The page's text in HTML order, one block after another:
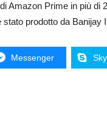
Amazon Prime in più di
prodotto da Banijay
Messenger